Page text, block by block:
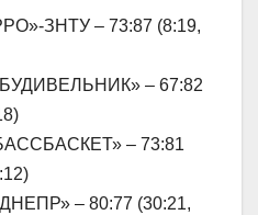
ЗНТУ – 73:87 (8:19,
– 67:82
– 73:81
– 80:77 (30:21,